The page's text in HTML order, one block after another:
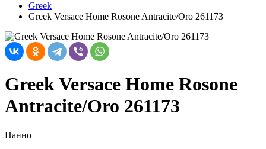
Greek
Greek Versace Home Rosone Antracite/Oro 261173
Greek Versace Home Rosone
Antracite/Oro 261173
Панно